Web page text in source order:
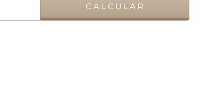
CALCULAR